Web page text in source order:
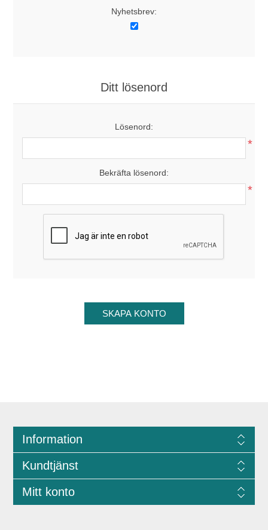
Nyhetsbrev:
Ditt lösenord
Lösenord:
*
Bekräfta lösenord:
*
Information
Kundtjänst
Mitt konto